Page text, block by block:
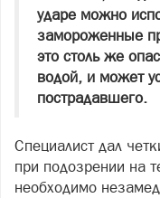
ударе можно
замороженные
это столь же
водой, и может
пострадавшего.
Специалист дал
при подозрении на
необходимо